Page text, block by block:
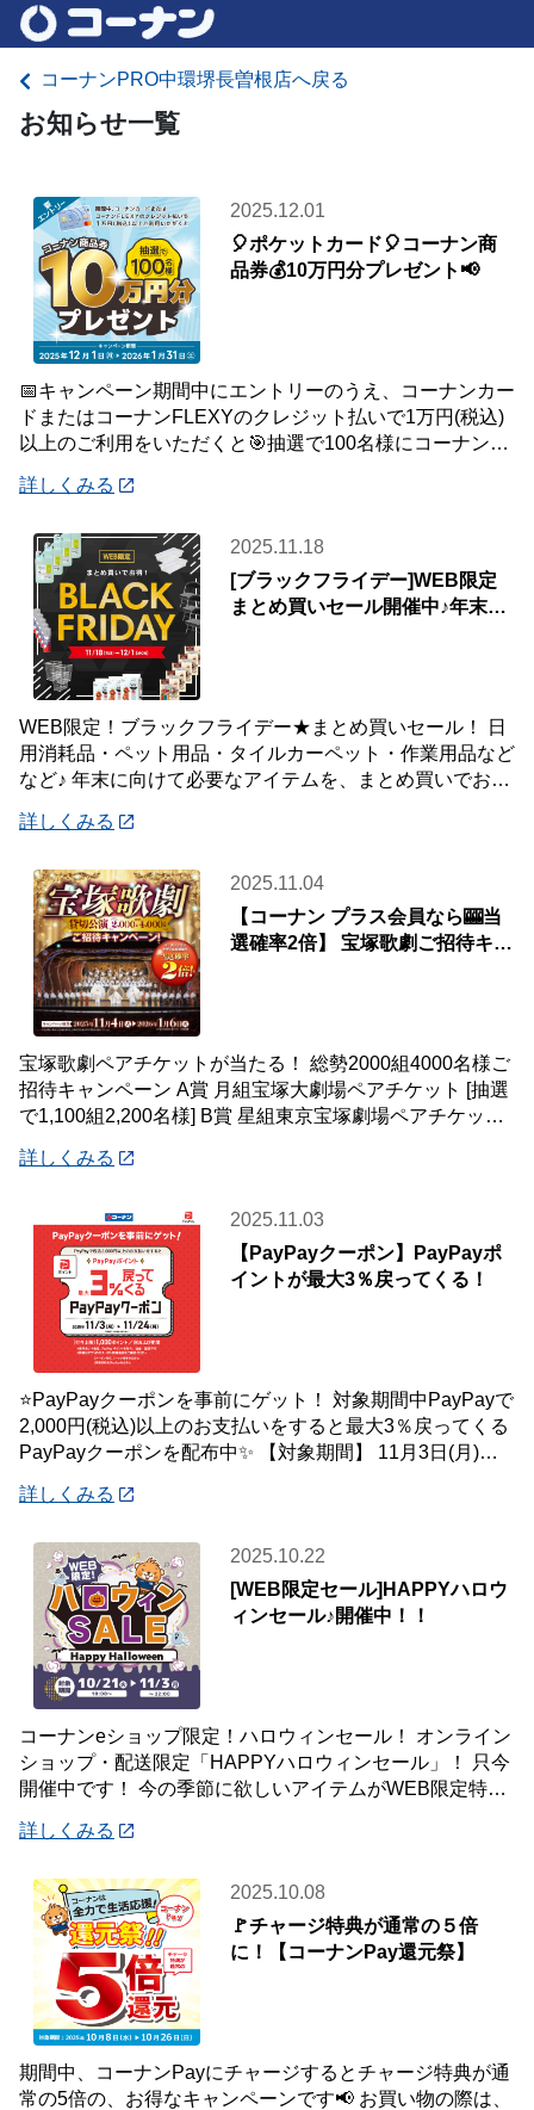
コーナンPRO中環堺長曽根店へ戻る
お知らせ一覧
2025.12.01
🎈ポケットカード🎈コーナン商
品券💰10万円分プレゼント📢
📅キャンペーン期間中にエントリーのうえ、コーナンカー
ドまたはコーナンFLEXYのクレジット払いで1万円(税込)
以上のご利用をいただくと🎯抽選で100名様にコーナン商
詳しくみる
2025.11.18
[ブラックフライデー]WEB限定
まとめ買いセール開催中♪年末の
WEB限定！ブラックフライデー★まとめ買いセール！ 日
用消耗品・ペット用品・タイルカーペット・作業用品など
など♪ 年末に向けて必要なアイテムを、まとめ買いでお得
詳しくみる
2025.11.04
【コーナン プラス会員なら🎰当
選確率2倍】 宝塚歌劇ご招待キャ
宝塚歌劇ペアチケットが当たる！ 総勢2000組4000名様ご
招待キャンペーン A賞 月組宝塚大劇場ペアチケット [抽選
で1,100組2,200名様] B賞 星組東京宝塚劇場ペアチケット
詳しくみる
2025.11.03
【PayPayクーポン】PayPayポ
イントが最大3％戻ってくる！
⭐PayPayクーポンを事前にゲット！ 対象期間中PayPayで
2,000円(税込)以上のお支払いをすると最大3％戻ってくる
PayPayクーポンを配布中✨ 【対象期間】 11月3日(月)～
詳しくみる
2025.10.22
[WEB限定セール]HAPPYハロウ
ィンセール♪開催中！！
コーナンeショップ限定！ハロウィンセール！ オンライン
ショップ・配送限定「HAPPYハロウィンセール」！ 只今
開催中です！ 今の季節に欲しいアイテムがWEB限定特別
詳しくみる
2025.10.08
🚩チャージ特典が通常の５倍
に！【コーナンPay還元祭】
期間中、コーナンPayにチャージするとチャージ特典が通
常の5倍の、お得なキャンペーンです📢 お買い物の際は、